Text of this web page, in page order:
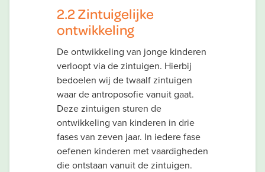
2.2 Zintuigelijke
ontwikkeling
De ontwikkeling van jonge kinderen
verloopt via de zintuigen. Hierbij
bedoelen wij de twaalf zintuigen
waar de antroposofie vanuit gaat.
Deze zintuigen sturen de
ontwikkeling van kinderen in drie
fases van zeven jaar. In iedere fase
oefenen kinderen met vaardigheden
die ontstaan vanuit de zintuigen.